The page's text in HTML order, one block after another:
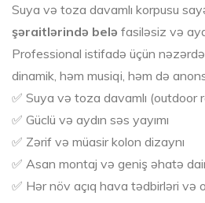
Suya və toza davamlı korpusu
şəraitlərində belə fasiləsiz və
Professional istifadə üçün
dinamik, həm musiqi, həm də
✅ Suya və toza davamlı (outdoor
✅ Güclü və aydın səs yayımı
✅ Zərif və müasir kolon dizaynı
✅ Asan montaj və geniş əhatə
✅ Hər növ açıq hava tədbirləri və